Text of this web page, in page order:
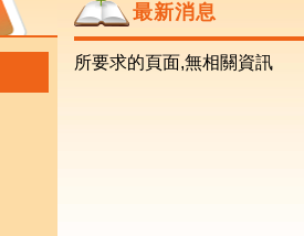
最新消息
所要求的頁面,無相關資訊